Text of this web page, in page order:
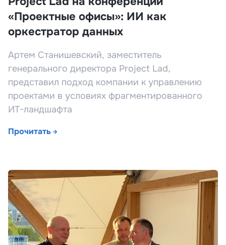
«Проектные офисы»: ИИ как
оркестратор данных
Артем Станишевский, заместитель
генерального директора Project Lad,
представил подход компании к управлению
проектами в условиях фрагментированного
ИТ-ландшафта
Прочитать